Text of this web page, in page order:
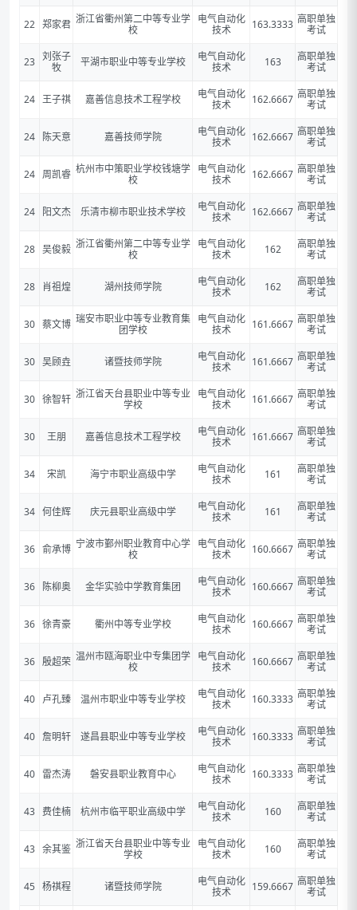
22 郑家君 浙江省衢州第二中等专业学
校
电气自动化
技术
163.3333 高职单独
考试
23 刘张子
牧
平湖市职业中等专业学校
电气自动化
技术
163
高职单独
考试
24 王子祺 嘉善信息技术工程学校
电气自动化
技术
162.6667 高职单独
考试
24 陈天意 嘉善技师学院
电气自动化
技术
162.6667 高职单独
考试
24 周凯睿 杭州市中策职业学校钱塘学
校
电气自动化
技术
162.6667 高职单独
考试
24 阳文杰 乐清市柳市职业技术学校
电气自动化
技术
162.6667 高职单独
考试
28 吴俊毅 浙江省衢州第二中等专业学
校
电气自动化
技术
162
高职单独
考试
28 肖祖煌 湖州技师学院
电气自动化
技术
162
高职单独
考试
30 蔡文博 瑞安市职业中等专业教育集
团学校
电气自动化
技术
161.6667 高职单独
考试
30 吴顾垚 诸暨技师学院
电气自动化
技术
161.6667 高职单独
考试
30 徐智轩 浙江省天台县职业中等专业
学校
电气自动化
技术
161.6667 高职单独
考试
30 王朋 嘉善信息技术工程学校
电气自动化
技术
161.6667 高职单独
考试
34 宋凯 海宁市职业高级中学
电气自动化
技术
161
高职单独
考试
34 何佳辉 庆元县职业高级中学
电气自动化
技术
161
高职单独
考试
36 俞承博 宁波市鄞州职业教育中心学
校
电气自动化
技术
160.6667 高职单独
考试
36 陈柳奥 金华实验中学教育集团
电气自动化
技术
160.6667 高职单独
考试
36 徐青豪 衢州中等专业学校
电气自动化
技术
160.6667 高职单独
考试
36 殷超荣 温州市瓯海职业中专集团学
校
电气自动化
技术
160.6667 高职单独
考试
40 卢孔臻 温州市职业中等专业学校
电气自动化
技术
160.3333 高职单独
考试
40 詹明轩 遂昌县职业中等专业学校
电气自动化
技术
160.3333 高职单独
考试
40 雷杰涛 磐安县职业教育中心
电气自动化
技术
160.3333 高职单独
考试
43 费佳楠 杭州市临平职业高级中学
电气自动化
技术
160
高职单独
考试
43 余其鉴 浙江省天台县职业中等专业
学校
电气自动化
技术
160
高职单独
考试
45 杨祺程 诸暨技师学院
电气自动化
技术
159.6667 高职单独
考试